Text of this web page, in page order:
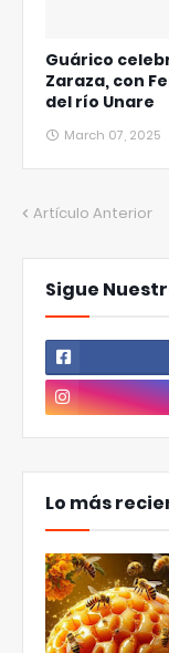
Guárico
Zaraza, con
del río Unare
March 07, 2025
Artículo Anterior
Sigue
Lo más